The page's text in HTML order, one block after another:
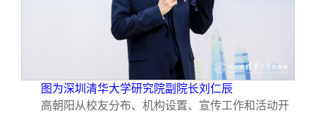
图为深圳清华大学研究院副院长刘仁辰
高朝阳从校友分布、机构设置、宣传工作和活动开